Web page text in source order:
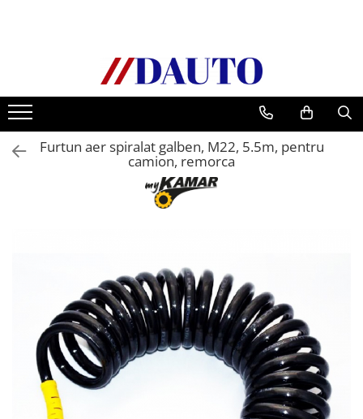
Bullbare, Suporti lumini camioane
Accesorii inox
DAF
CF Euro 6
MAN
Furtun aer spiralat galben, M22, 5.5m, pentru
camion, remorca